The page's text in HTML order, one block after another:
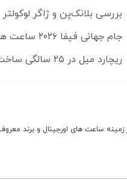
بررسی بلانک‌پن و ژاگر
جام جهانی فیفا ۲۰۲۶ ساعت هایی که بازیکنان برتر می پوشند
ریچارد میل در ۲۵ سالگی ساخت وفادارترین جامعه لوکس ساعت مچی